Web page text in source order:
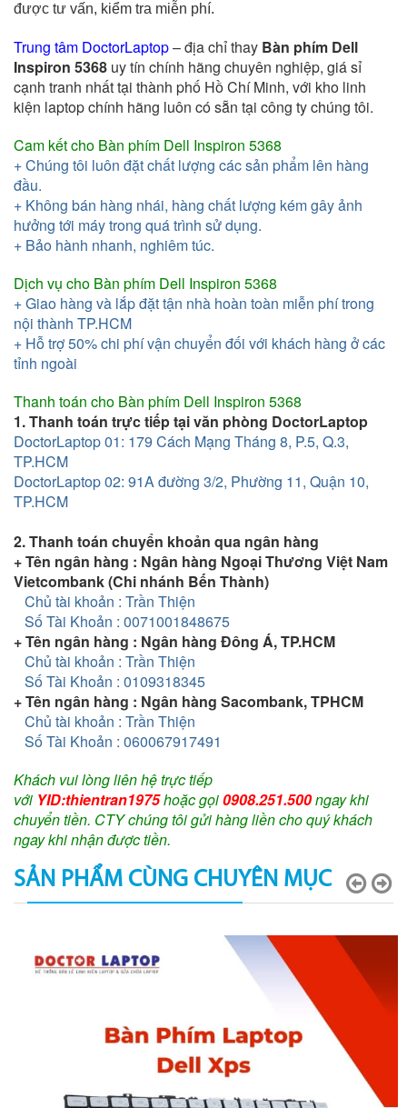
được tư vấn, kiểm tra miễn phí.
Trung tâm DoctorLaptop– địa chỉ thay Bàn phím Dell
Inspiron 5368 uy tín chính hãng chuyên nghiệp, giá sỉ
cạnh tranh nhất tại thành phố Hồ Chí Minh, với kho linh
kiện laptop chính hãng luôn có sẵn tại công ty chúng tôi.
Cam kết cho Bàn phím Dell Inspiron 5368
+ Chúng tôi luôn đặt chất lượng các sản phẩm lên hàng
đầu.
+ Không bán hàng nhái, hàng chất lượng kém gây ảnh
hưởng tới máy trong quá trình sử dụng.
+ Bảo hành nhanh, nghiêm túc.
Dịch vụ cho Bàn phím Dell Inspiron 5368
+ Giao hàng và lắp đặt tận nhà hoàn toàn miễn phí trong
nội thành TP.HCM
+ Hỗ trợ 50% chi phí vận chuyển đối với khách hàng ở các
tỉnh ngoài
Thanh toán cho Bàn phím Dell Inspiron 5368
1. Thanh toán trực tiếp tại văn phòng DoctorLaptop
DoctorLaptop 01: 179 Cách Mạng Tháng 8, P.5, Q.3,
TP.HCM
DoctorLaptop 02: 91A đường 3/2, Phường 11, Quận 10,
TP.HCM
2. Thanh toán chuyển khoản qua ngân hàng
+ Tên ngân hàng : Ngân hàng Ngoại Thương Việt Nam
Vietcombank (Chi nhánh Bến Thành)
Chủ tài khoản : Trần Thiện
Số Tài Khoản : 0071001848675
+ Tên ngân hàng : Ngân hàng Đông Á, TP.HCM
Chủ tài khoản : Trần Thiện
Số Tài Khoản : 0109318345
+ Tên ngân hàng : Ngân hàng Sacombank, TPHCM
Chủ tài khoản : Trần Thiện
Số Tài Khoản : 060067917491
Khách vui lòng liên hệ trực tiếp
với YID:thientran1975hoặc gọi0908.251.500ngay khi
chuyển tiền. CTY chúng tôi gửi hàng liền cho quý khách
ngay khi nhận được tiền.
SẢN PHẨM CÙNG CHUYÊN MỤC